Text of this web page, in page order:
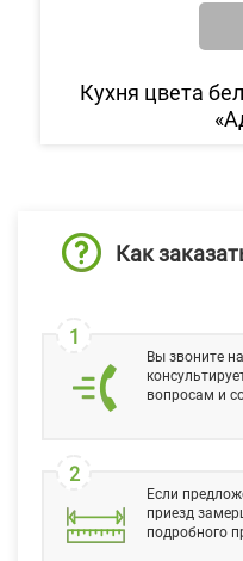
Кухня цвета
Как
1
Вы звоните
вопросам и
2
Если
приезд
подробного